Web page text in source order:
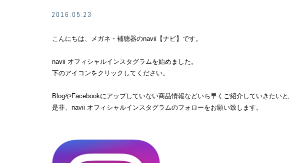
2016.05.23
こんにちは、メガネ・補聴器のnavii【ナビ】です。
navii オフィシャルインスタグラムを始めました。
下のアイコンをクリックしてください。
BlogやFacebookにアップしていない商品情報などいち早くご紹介していきたい
是非、navii オフィシャルインスタグラムのフォローをお願い致します。